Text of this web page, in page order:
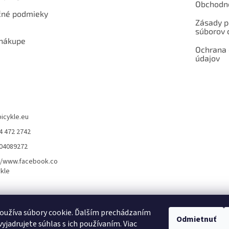
súbory cookie. Ďalším prechádzaním
súhlas s ich používaním. Viac
Odmietnuť
podmieky
Zásady
súborov
Ochrana
údajov
472 2742